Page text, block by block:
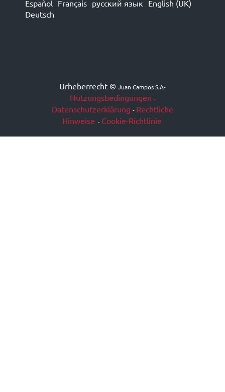
Español Français русский язык English (UK)
Deutsch
Urheberrecht © Juan Campos S.A-
Nutzungsbedingungen -
Datenschutzerklärung - Rechtliche
Hinweise - Cookie-Richtlinie